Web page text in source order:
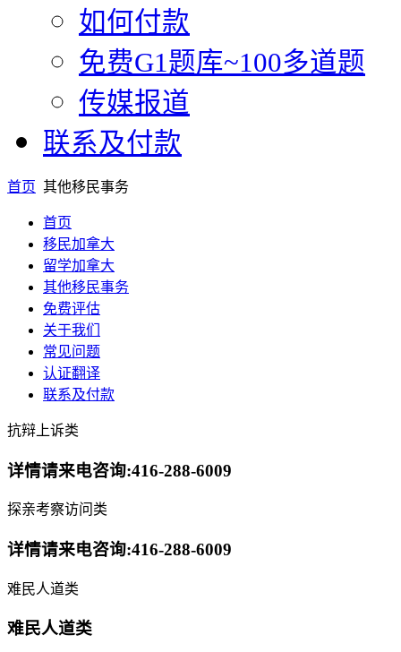
如何付款
免费G1题库~100多道题
传媒报道
联系及付款
首页 其他移民事务
首页
移民加拿大
留学加拿大
其他移民事务
免费评估
关于我们
常见问题
认证翻译
联系及付款
抗辩上诉类
详情请来电咨询:416-288-6009
探亲考察访问类
详情请来电咨询:416-288-6009
难民人道类
难民人道类